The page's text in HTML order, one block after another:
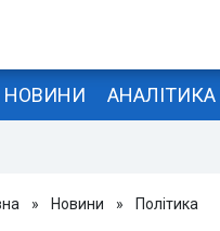
НОВИНИ АНАЛІТИКА
» Новини » Політика